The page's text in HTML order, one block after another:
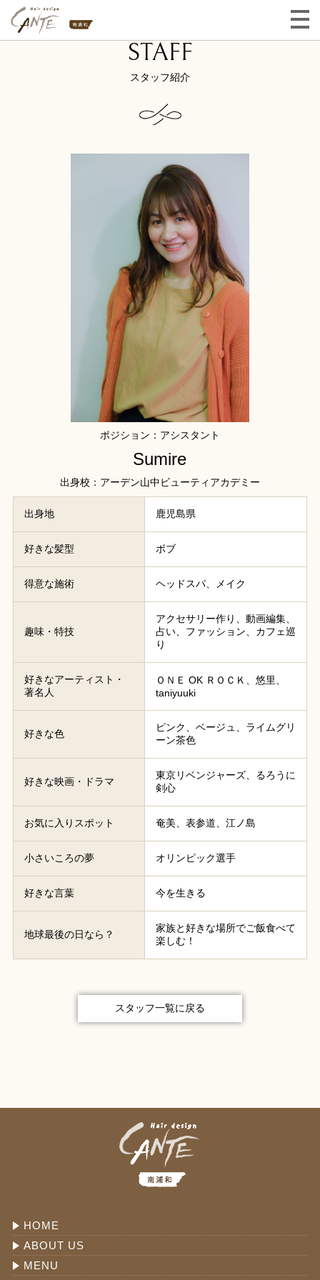
STAFF
スタッフ紹介
ポジション：アシスタント
Sumire
出身校：アーデン山中ビューティアカデミー
出身地 鹿児島県
好きな髪型 ボブ
得意な施術 ヘッドスパ、メイク
趣味・特技
アクセサリー作り、動画編集、
占い、ファッション、カフェ巡
り
好きなアーティスト・
著名人
ＯＮＥ OK ＲＯＣＫ、悠里、
taniyuuki
好きな色
ピンク、ベージュ、ライムグリ
ーン茶色
好きな映画・ドラマ
東京リベンジャーズ、るろうに
剣心
お気に入りスポット 奄美、表参道、江ノ島
小さいころの夢 オリンピック選手
好きな言葉 今を生きる
地球最後の日なら？
家族と好きな場所でご飯食べて
楽しむ！
スタッフ一覧に戻る
HOME
ABOUT US
MENU